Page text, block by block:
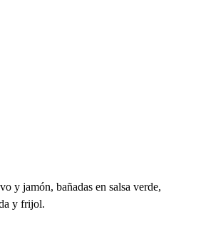
y jamón, bañadas en salsa verde,
y frijol.